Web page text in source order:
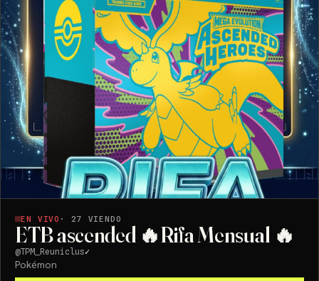
EN VIVO · 27 VIENDO
ETB ascended 🔥Rifa Mensual 🔥
@TPM_Reuniclus✓
Pokémon